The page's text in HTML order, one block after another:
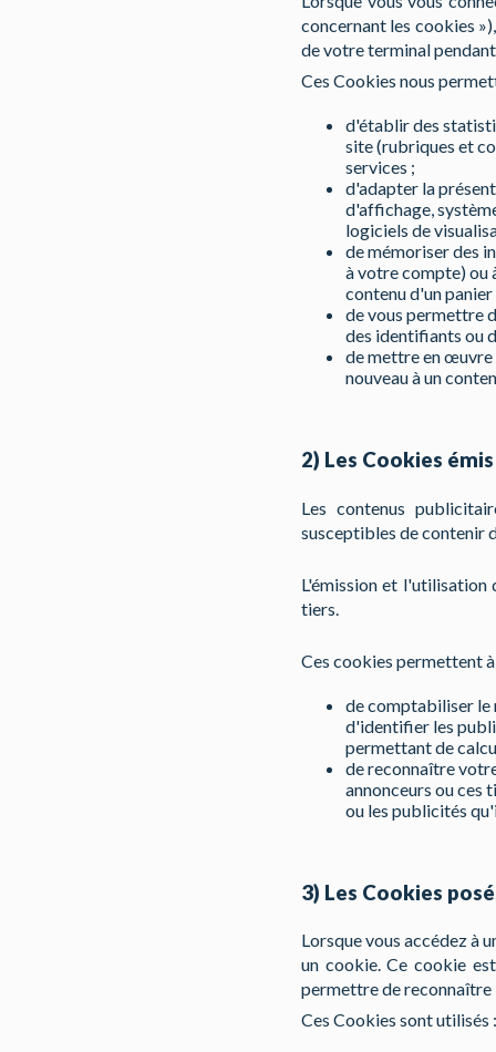
concernant les cookies
de votre terminal
Ces Cookies nous
d'établir des
site (rubriques et
services ;
d'adapter la
d'affichage,
logiciels de
de mémoriser des
à votre compte) ou
contenu d'un
de vous permettre
des identifiants ou
de mettre en œuvre
nouveau à un
2) Les Cookies
Les contenus
susceptibles de contenir
L'émission et l'utilisation
tiers.
Ces cookies permettent
de comptabiliser le
d'identifier les
permettant de
de reconnaître
annonceurs ou ces
ou les publicités
3) Les Cookies
Lorsque vous accédez à
un cookie. Ce cookie
permettre de reconnaître
Ces Cookies sont utilisés :